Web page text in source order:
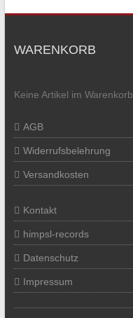
WARENKORB
Keine Artikel im Warenkorb
AGB
Widerrufsbelehrung
Versandkosten
Kontakt
himpsl-records
Datenschutz
Impressum